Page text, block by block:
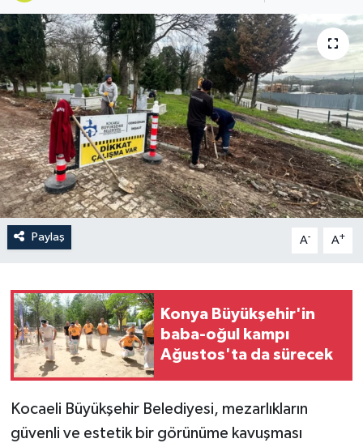
Paylaş A- A+
Konya Büyükşehir'in
baba-oğul kampı
Ağustos'ta da sürecek
Kocaeli Büyükşehir Belediyesi, mezarlıkların
güvenli ve estetik bir görünüme kavuşması